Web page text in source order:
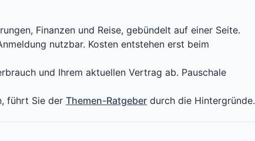
Finanzen und Reise, gebündelt auf einer Seite.
nutzbar. Kosten entstehen erst beim
und Ihrem aktuellen Vertrag ab. Pauschale
führt Sie der Themen-Ratgeber durch die Hintergründe.